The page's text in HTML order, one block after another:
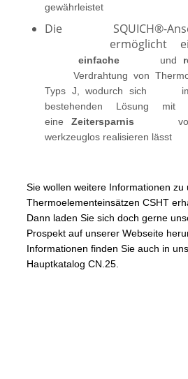
gewährleistet
Die SQUICH®-
ermöglicht
einfache und
Verdrahtung von
Typs J, wodurch sich im
bestehenden Lösung mit
eine Zeitersparnis von
werkzeuglos realisieren lässt
Sie wollen weitere Informationen zu
Thermoelementeinsätzen CSHT
Dann laden Sie sich doch gerne
Prospekt auf unserer Webseite
Informationen finden Sie auch in
Hauptkatalog CN.25.